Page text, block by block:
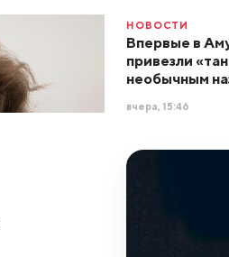
НОВОСТИ
Впервые в
привезли
необычным
вчера, 15:46